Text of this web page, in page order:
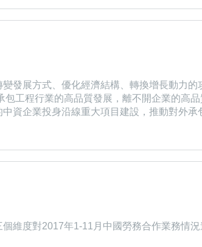
發展方式、優化經濟結構、轉換增長動力的
資企業投身沿線重大項目建設，推動對外承
維度對2017年1-11月中國勞務合作業務情